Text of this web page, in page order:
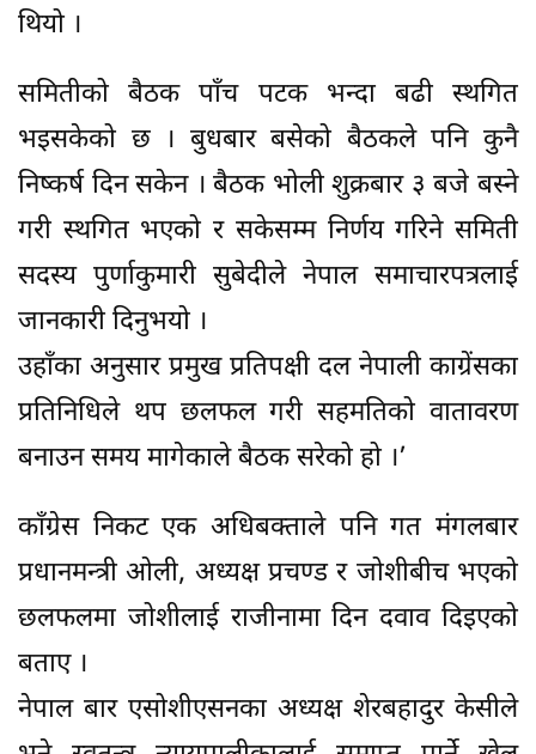
थियो ।
समितीको बैठक पाँच पटक भन्दा बढी स्थगित
भइसकेको छ । बुधबार बसेको बैठकले पनि कुनै
निष्कर्ष दिन सकेन । बैठक भोली शुक्रबार ३ बजे बस्ने
गरी स्थगित भएको र सकेसम्म निर्णय गरिने समिती
सदस्य पुर्णाकुमारी सुबेदीले नेपाल समाचारपत्रलाई
जानकारी दिनुभयो ।
उहाँका अनुसार प्रमुख प्रतिपक्षी दल नेपाली काग्रेंसका
प्रतिनिधिले थप छलफल गरी सहमतिको वातावरण
बनाउन समय मागेकाले बैठक सरेको हो ।’
काँग्रेस निकट एक अधिबक्ताले पनि गत मंगलबार
प्रधानमन्त्री ओली, अध्यक्ष प्रचण्ड र जोशीबीच भएको
छलफलमा जोशीलाई राजीनामा दिन दवाव दिइएको
बताए ।
नेपाल बार एसोशीएसनका अध्यक्ष शेरबहादुर केसीले